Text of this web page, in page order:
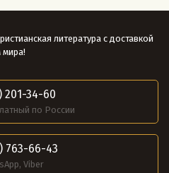
литература с доставкой
мира!
201-34-60
по России
763-66-43
Viber